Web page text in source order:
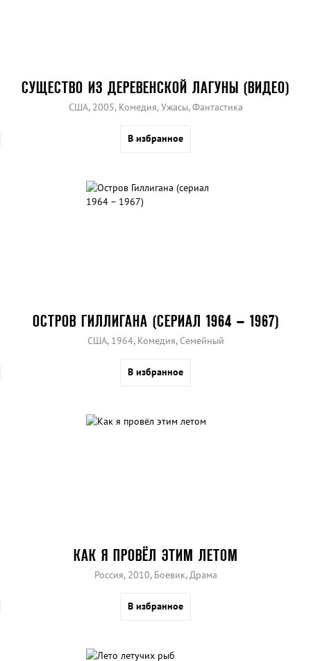
СУЩЕСТВО ИЗ ДЕРЕВЕНСКОЙ ЛАГУНЫ (ВИДЕО)
США, 2005, Комедия, Ужасы, Фантастика
В избранное
ОСТРОВ ГИЛЛИГАНА (СЕРИАЛ 1964 – 1967)
США, 1964, Комедия, Семейный
В избранное
КАК Я ПРОВЁЛ ЭТИМ ЛЕТОМ
Россия, 2010, Боевик, Драма
В избранное